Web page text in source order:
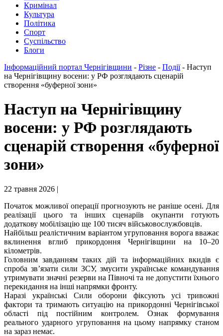
Кримінал
Культура
Політика
Спорт
Суспільство
Блоги
Інформаційний портал Чернігівщини - Різне - Події- Наступ
на Чернігівщину восени: у РФ розглядають сценарій
створення «буферної зони»
Наступ на Чернігівщину
восени: у РФ розглядають
сценарій створення «буферної
зони»
22 травня 2026 |
​Початок можливої операції прогнозують не раніше осені. Для
реалізації цього та інших сценаріїв окупанти готують
додаткову мобілізацію ще 100 тисяч військовослужбовців.
Найбільш реалістичним варіантом угруповання ворога вважає
вклинення вглиб прикордоння Чернігівщини на 10–20
кілометрів.
​Головним завданням таких дій та інформаційних вкидів є
спроба зв’язати сили ЗСУ, змусити українське командування
утримувати значні резерви на Півночі та не допустити їхнього
перекидання на інші напрямки фронту.
​Наразі українські Сили оборони фіксують усі тривожні
фактори та тримають ситуацію на прикордонні Чернігівської
області під постійним контролем. Ознак формування
реального ударного угруповання на цьому напрямку станом
на зараз немає.